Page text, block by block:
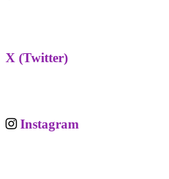
X (Twitter)
Instagram